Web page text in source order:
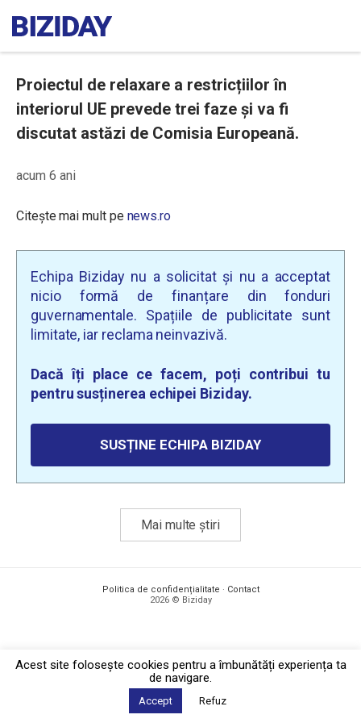
Proiectul de relaxare a restricțiilor în
interiorul UE prevede trei faze și va fi
discutat astăzi de Comisia Europeană.
acum 6 ani
Citește mai mult pe news.ro
Echipa Biziday nu a solicitat și nu a acceptat
nicio formă de finanțare din fonduri
guvernamentale. Spațiile de publicitate sunt
limitate, iar reclama neinvazivă.
Dacă îți place ce facem, poți contribui tu
pentru susținerea echipei Biziday.
SUSȚINE ECHIPA BIZIDAY
Mai multe știri
Politica de confidențialitate · Contact
2026 © Biziday
Acest site foloseşte cookies pentru a îmbunătăți experiența ta
de navigare.
Accept Refuz